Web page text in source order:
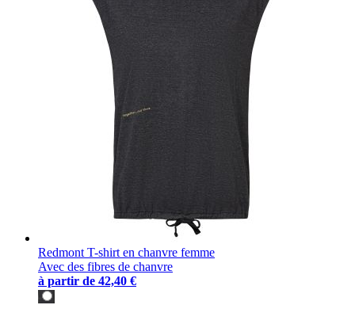
Redmont T-shirt en chanvre femme
Avec des fibres de chanvre
à partir de 42,40 €